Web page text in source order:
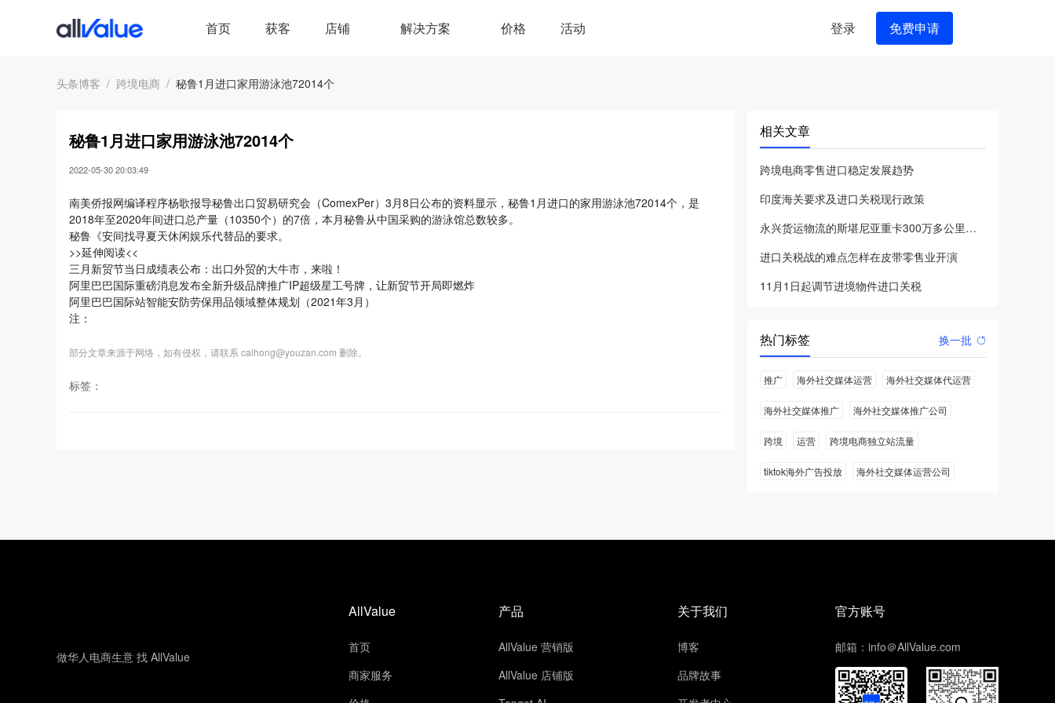
首页 获客 店铺 解决方案 价格 活动 登录 免费申请
头条博客 跨境电商 秘鲁1月进口家用游泳池72014个
秘鲁1月进口家用游泳池72014个
2022-05-30 20:03:49
南美侨报网编译程序杨歌报导秘鲁出口贸易研究会（ComexPer）3月8日公布的资料显示，秘鲁1月进口的家用游泳池72014个，是
2018年至2020年间进口总产量（10350个）的7倍，本月秘鲁从中国采购的游泳馆总数较多。
秘鲁《安间找寻夏天休闲娱乐代替品的要求。
>>延伸阅读<<
三月新贸节当日成绩表公布：出口外贸的大牛市，来啦！
阿里巴巴国际重磅消息发布全新升级品牌推广IP超级星工号牌，让新贸节开局即燃炸
阿里巴巴国际站智能安防劳保用品领域整体规划（2021年3月）
注：
部分文章来源于网络，如有侵权，请联系 caihong@youzan.com 删除。
标签：
相关文章
跨境电商零售进口稳定发展趋势
印度海关要求及进口关税现行政策
永兴货运物流的斯堪尼亚重卡300万多公里无大修进口卡车优点难
进口关税战的难点怎样在皮带零售业开演
11月1日起调节进境物件进口关税
热门标签 换一批
推广 海外社交媒体运营 海外社交媒体代运营
海外社交媒体推广 海外社交媒体推广公司
跨境 运营 跨境电商独立站流量
tiktok海外广告投放 海外社交媒体运营公司
做华人电商生意 找 AllValue
AllValue
首页
商家服务
产品
AllValue 营销版
AllValue 店铺版
关于我们
博客
品牌故事
官方账号
邮箱：info＠AllValue.com